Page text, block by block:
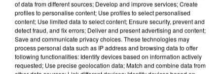
7 août 2026
Un second cadre de la DZ Mafia interpellé en
of data from different sources; Develop and improve services; Create
profiles to personalise content; Use profiles to select personalised
content; Use limited data to select content; Ensure security, prevent and
detect fraud, and fix errors; Deliver and present advertising and content;
Save and communicate privacy choices. These technologies may
process personal data such as IP address and browsing data to offer
following functionalities: Identify devices based on information actively
requested; Use precise geolocation data; Match and combine data from